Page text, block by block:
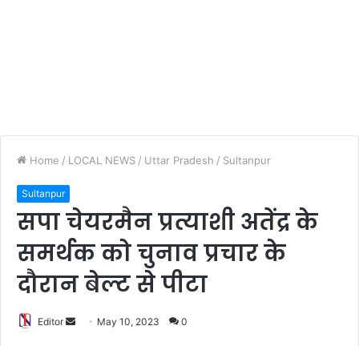
Home / LOCAL NEWS / Uttar Pradesh / Sultanpur
Sultanpur
सपा चेयरमैन प्रत्याशी अतेंद्र के
समर्थक को चुनाव प्रचार के
दौरान बेल्ट से पीटा
Editor May 10, 2023 0